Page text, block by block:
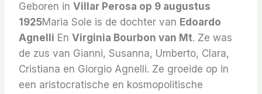
Geboren in Villar Perosa op 9 augustus
1925Maria Sole is de dochter van Edoardo
Agnelli En Virginia Bourbon van Mt. Ze was
de zus van Gianni, Susanna, Umberto, Clara,
Cristiana en Giorgio Agnelli. Ze groeide op in
een aristocratische en kosmopolitische